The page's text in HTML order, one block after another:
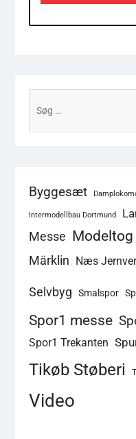
efter:
Byggesæt
Intermodellbau Dortmund
Messe Modeltog
Märklin Næs
Selvbyg Smalspor
Spor1 messe
Spor1 Trekanten
Tikøb Støberi
Video